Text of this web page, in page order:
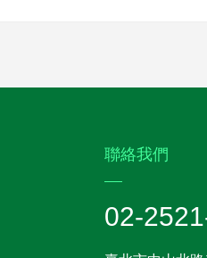
聯絡我們
02-